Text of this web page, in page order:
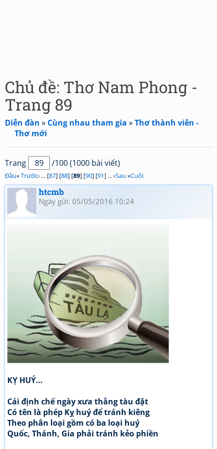
Chủ đề: Thơ Nam Phong -
Trang 89
Diễn đàn » Cùng nhau tham gia »Thơ thành viên -
Thơ mới
Trang /100 (1000 bài viết)
Đầu«Trước‹ ... [87] [88] [89] [90] [91] ... ›Sau »Cuối
htcmb
Ngày gửi: 05/05/2016 10:24
KỴ HUÝ…
Cái định chế ngày xưa thằng tàu đặt
Có tên là phép Kỵ huý để tránh kiêng
Theo phân loại gồm có ba loại huý
Quốc, Thánh, Gia phải tránh kẻo phiền